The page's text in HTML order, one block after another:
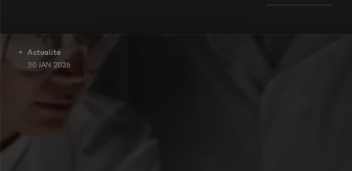
Actualité
30 JAN 2026